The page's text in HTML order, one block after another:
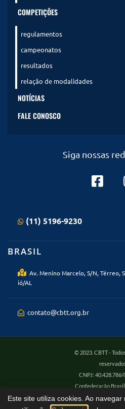
COMPETIÇÕES
regulamentos
campeonatos
resultados
relação de modalidades
NOTÍCIAS
FALE CONOSCO
Siga nossas
(11) 5196-9230
BRASIL
Av. Menino Marcelo, S/N, Térreo,
ió/AL
contato@cbtt.org.br
© 2023. CBTT -
CNPJ:
Confederação
Tático - CBTT
Este site utiliza cookies. Ao